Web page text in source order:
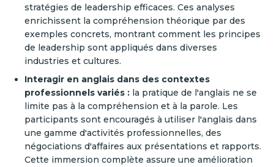
stratégies de leadership efficaces. Ces analyses
enrichissent la compréhension théorique par des
exemples concrets, montrant comment les principes
de leadership sont appliqués dans diverses
industries et cultures.
Interagir en anglais dans des contextes
professionnels variés : la pratique de l'anglais ne se
limite pas à la compréhension et à la parole. Les
participants sont encouragés à utiliser l'anglais dans
une gamme d'activités professionnelles, des
négociations d'affaires aux présentations et rapports.
Cette immersion complète assure une amélioration